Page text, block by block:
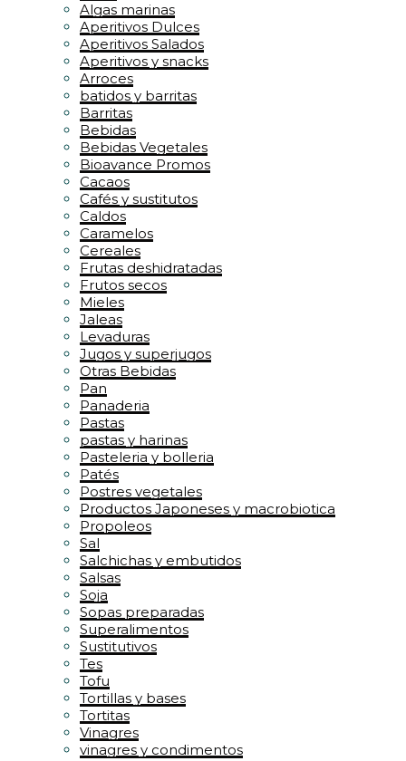
Algas marinas
Aperitivos Dulces
Aperitivos Salados
Aperitivos y snacks
Arroces
batidos y barritas
Barritas
Bebidas
Bebidas Vegetales
Bioavance Promos
Cacaos
Cafés y sustitutos
Caldos
Caramelos
Cereales
Frutas deshidratadas
Frutos secos
Mieles
Jaleas
Levaduras
Jugos y superjugos
Otras Bebidas
Pan
Panaderia
Pastas
pastas y harinas
Pasteleria y bolleria
Patés
Postres vegetales
Productos Japoneses y macrobiotica
Propoleos
Sal
Salchichas y embutidos
Salsas
Soja
Sopas preparadas
Superalimentos
Sustitutivos
Tes
Tofu
Tortillas y bases
Tortitas
Vinagres
vinagres y condimentos